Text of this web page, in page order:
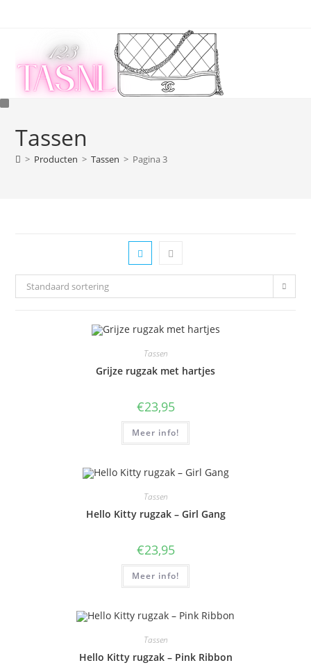
Tassen
> Producten > Tassen > Pagina 3
Standaard sortering
Tassen
Grijze rugzak met hartjes
€23,95
Meer info!
Tassen
Hello Kitty rugzak – Girl Gang
€23,95
Meer info!
Tassen
Hello Kitty rugzak – Pink Ribbon